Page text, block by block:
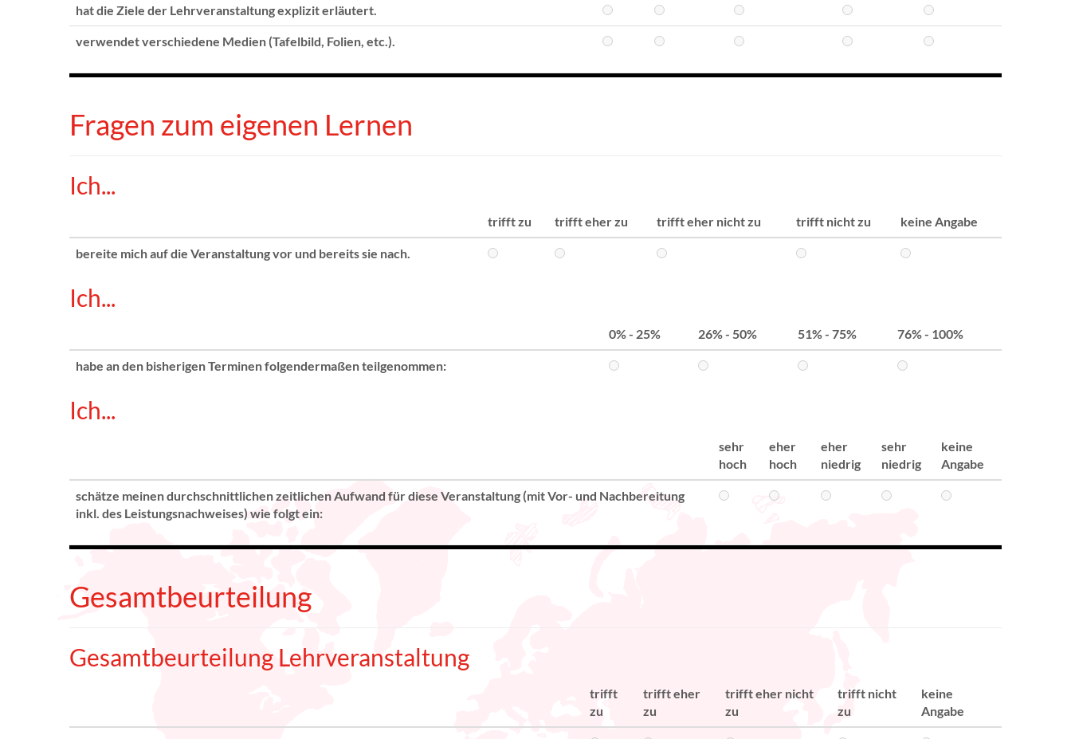
hat die Ziele der Lehrveranstaltung explizit erläutert.
verwendet verschiedene Medien (Tafelbild, Folien, etc.).
Fragen zum eigenen Lernen
Ich...
trifft zu trifft eher zu trifft eher nicht zu trifft nicht zu keine Angabe
bereite mich auf die Veranstaltung vor und bereits sie nach.
Ich...
0% - 25% 26% - 50% 51% - 75% 76% - 100%
habe an den bisherigen Terminen folgendermaßen teilgenommen:
Ich...
sehr
hoch
eher
hoch
eher
niedrig
sehr
niedrig
keine
Angabe
schätze meinen durchschnittlichen zeitlichen Aufwand für diese Veranstaltung (mit Vor- und Nachbereitung
inkl. des Leistungsnachweises) wie folgt ein:
Gesamtbeurteilung
Gesamtbeurteilung Lehrveranstaltung
trifft
zu
trifft eher
zu
trifft eher nicht
zu
trifft nicht
zu
keine
Angabe